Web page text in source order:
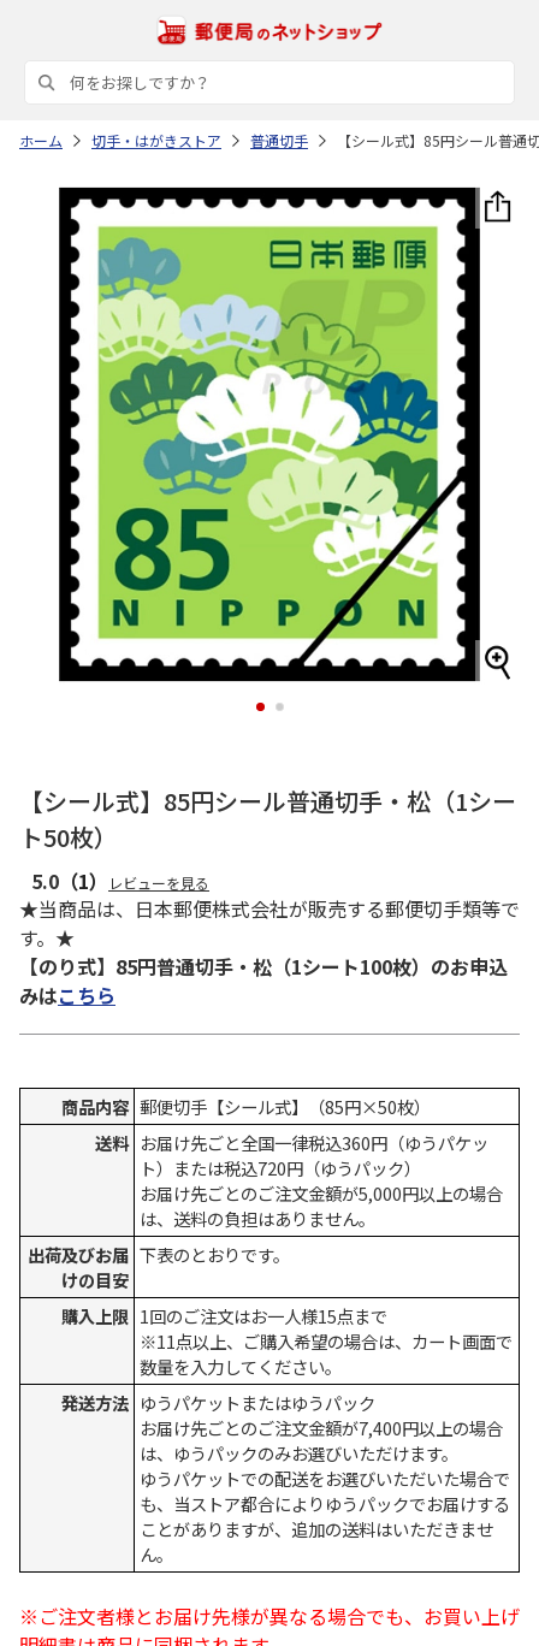
ホーム 切手・はがきストア 普通切手 【シール式】85円シール普通
1 2
【シール式】85円シール普通切手・松（1シー
ト50枚）
5.0 （1） レビューを見る
★当商品は、日本郵便株式会社が販売する郵便切手類等で
す。★
【のり式】85円普通切手・松（1シート100枚）のお申込
みはこちら
商品内容 郵便切手【シール式】（85円×50枚）
送料 お届け先ごと全国一律税込360円（ゆうパケッ
ト）または税込720円（ゆうパック）
お届け先ごとのご注文金額が5,000円以上の場合
は、送料の負担はありません。
出荷及びお届
けの目安
下表のとおりです。
購入上限 1回のご注文はお一人様15点まで
※11点以上、ご購入希望の場合は、カート画面で
数量を入力してください。
発送方法 ゆうパケットまたはゆうパック
お届け先ごとのご注文金額が7,400円以上の場合
は、ゆうパックのみお選びいただけます。
ゆうパケットでの配送をお選びいただいた場合で
も、当ストア都合によりゆうパックでお届けする
ことがありますが、追加の送料はいただきませ
ん。
※ご注文者様とお届け先様が異なる場合でも、お買い上げ